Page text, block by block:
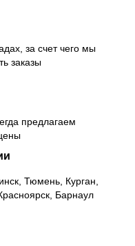
за счет чего мы
заказы
предлагаем
Тюмень, Курган,
Барнаул